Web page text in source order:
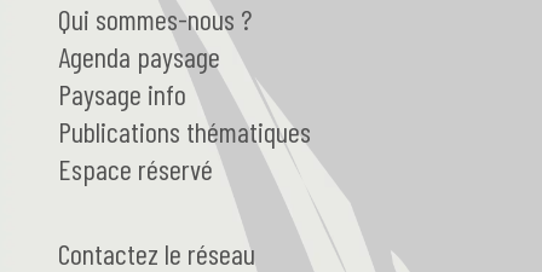
Qui sommes-nous ?
Agenda paysage
Paysage info
Publications thématiques
Espace réservé
Contactez le réseau